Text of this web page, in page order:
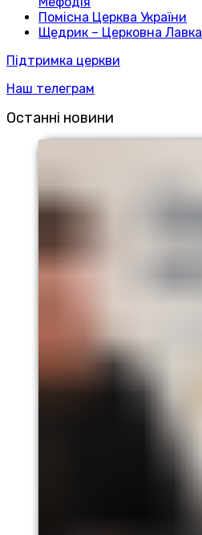
Помісна Церква України
Щедрик – Церковна Лавка
Підтримка церкви
Наш телеграм
Останні новини